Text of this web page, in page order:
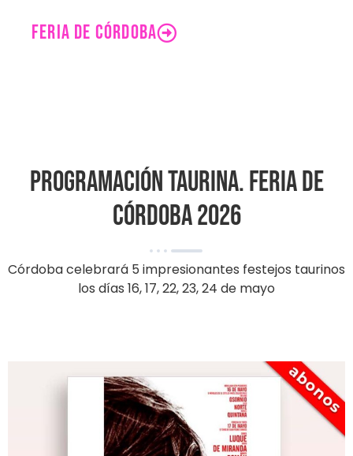
FERIA DE CÓRDOBA
Programación taurina. Feria de
Córdoba 2026
Córdoba celebrará 5 impresionantes festejos taurinos
los días 16, 17, 22, 23, 24 de mayo